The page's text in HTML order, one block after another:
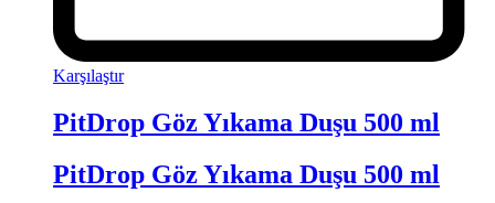
Karşılaştır
PitDrop Göz Yıkama Duşu 500 ml
PitDrop Göz Yıkama Duşu 500 ml